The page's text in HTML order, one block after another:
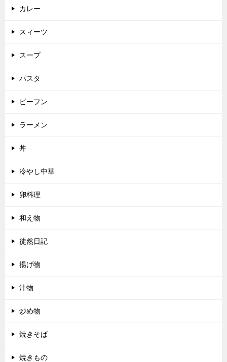
カレー
スィーツ
スープ
パスタ
ビーフン
ラーメン
丼
冷やし中華
卵料理
和え物
徒然日記
揚げ物
汁物
炒め物
焼きそば
焼きもの